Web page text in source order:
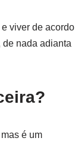
viver de acordo
de nada adianta
é um